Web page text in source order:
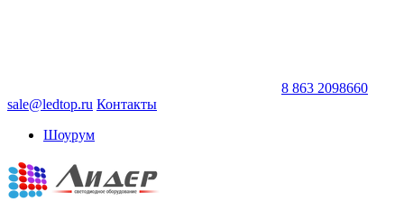
8 863 2098660
sale@ledtop.ru Контакты
Шоурум